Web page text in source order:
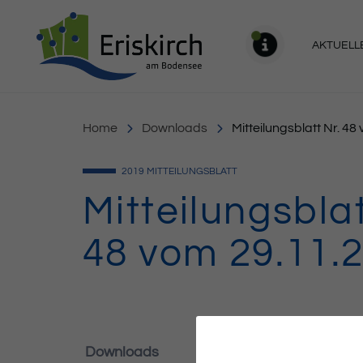
Home Downloads Mitteilungsblatt Nr. 48
2019 MITTEILUNGSBLATT
48 vom
Downloads